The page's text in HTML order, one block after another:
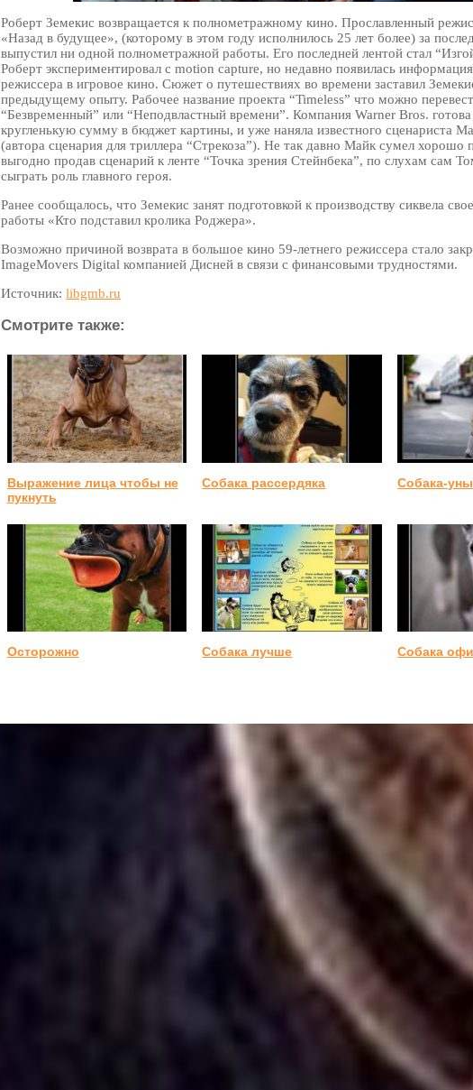
Роберт Земекис возвращается к полнометражному кино. Прославленный
«Назад в будущее», (которому в этом году исполнилось 25 лет более) за
выпустил ни одной полнометражной работы. Его последней лентой стал
Роберт экспериментировал с motion capture, но недавно появилась
режиссера в игровое кино. Сюжет о путешествиях во времени заставил
предыдущему опыту. Рабочее название проекта “Timeless” что можно
“Безвременный” или “Неподвластный времени”. Компания Warner Bros.
кругленькую сумму в бюджет картины, и уже наняла известного сценариста
(автора сценария для триллера “Стрекоза”). Не так давно Майк сумел хорошо
выгодно продав сценарий к ленте “Точка зрения Стейнбека”, по слухам сам
сыграть роль главного героя.
Ранее сообщалось, что Земекис занят подготовкой к производству сиквела
работы «Кто подставил кролика Роджера».
Возможно причиной возврата в большое кино 59-летнего режиссера стало
ImageMovers Digital компанией Дисней в связи с финансовыми трудностями.
Источник: libgmb.ru
Смотрите также:
Выражение лица чтобы не
пукнуть
Собака рассердяка Собака-
Осторожно Собака лучше Собака